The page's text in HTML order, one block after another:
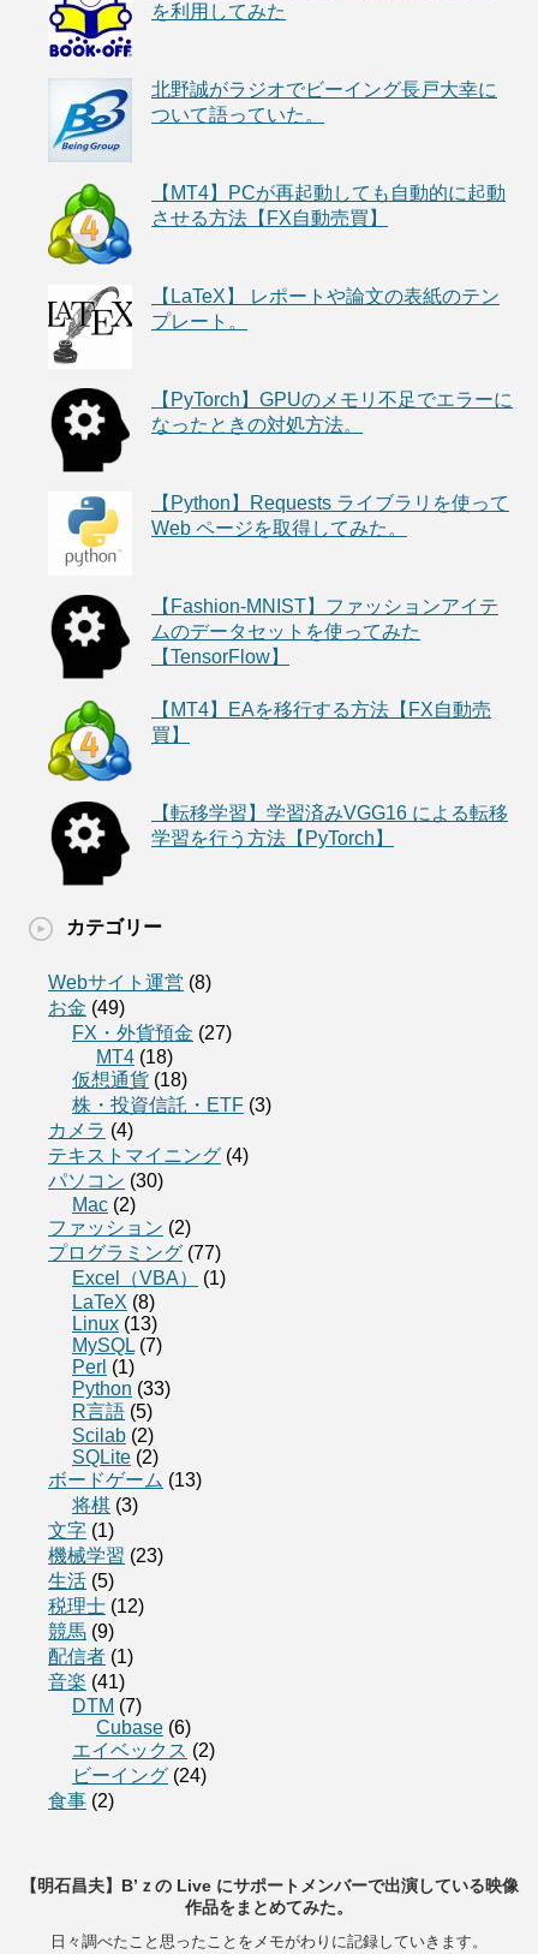
を利用してみた
北野誠がラジオでビーイング長戸大幸に
ついて語っていた。
【MT4】PCが再起動しても自動的に起動
させる方法【FX自動売買】
【LaTeX】 レポートや論文の表紙のテン
プレート。
【PyTorch】GPUのメモリ不足でエラーに
なったときの対処方法。
【Python】Requests ライブラリを使って
Web ページを取得してみた。
【Fashion-MNIST】ファッションアイテ
ムのデータセットを使ってみた
【TensorFlow】
【MT4】EAを移行する方法【FX自動売
買】
【転移学習】学習済みVGG16 による転移
学習を行う方法【PyTorch】
カテゴリー
Webサイト運営 (8)
お金 (49)
FX・外貨預金 (27)
MT4 (18)
仮想通貨 (18)
株・投資信託・ETF (3)
カメラ (4)
テキストマイニング (4)
パソコン (30)
Mac (2)
ファッション (2)
プログラミング (77)
Excel（VBA）
(1)
LaTeX (8)
Linux (13)
MySQL (7)
Perl (1)
Python (33)
R言語 (5)
Scilab (2)
SQLite (2)
ボードゲーム (13)
将棋 (3)
文字 (1)
機械学習 (23)
生活 (5)
税理士 (12)
競馬 (9)
配信者 (1)
音楽 (41)
DTM (7)
Cubase (6)
エイベックス (2)
ビーイング (24)
食事 (2)
【明石昌夫】B’ｚの Live にサポートメンバーで出演している映像
作品をまとめてみた。
日々調べたこと思ったことをメモがわりに記録していきます。